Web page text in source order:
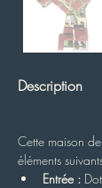
Description
Cette maison
éléments
Entrée :